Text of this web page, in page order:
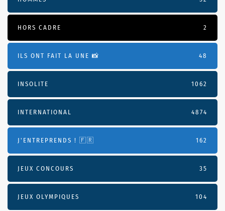
HORS CADRE 2
ILS ONT FAIT LA UNE 📸 48
INSOLITE 1062
INTERNATIONAL 4874
J'ENTREPRENDS ! 🇫🇷 162
JEUX CONCOURS 35
JEUX OLYMPIQUES 104